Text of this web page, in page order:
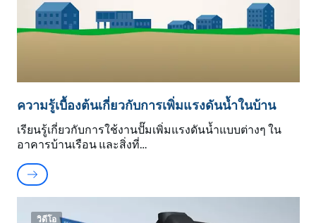
ความรู้เบื้องต้นเกี่ยวกับการเพิ่มแรงดันน้ำในบ้าน
เรียนรู้เกี่ยวกับการใช้งานปั๊มเพิ่มแรงดันน้ำแบบต่างๆ ใน
อาคารบ้านเรือน และสิ่งที่
วิดีโอ